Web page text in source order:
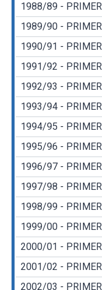
1988/89 -
1989/90 -
1990/91 -
1991/92 -
1992/93 -
1993/94 -
1994/95 -
1995/96 -
1996/97 -
1997/98 -
1998/99 -
1999/00 -
2000/01 -
2001/02 -
2002/03 -